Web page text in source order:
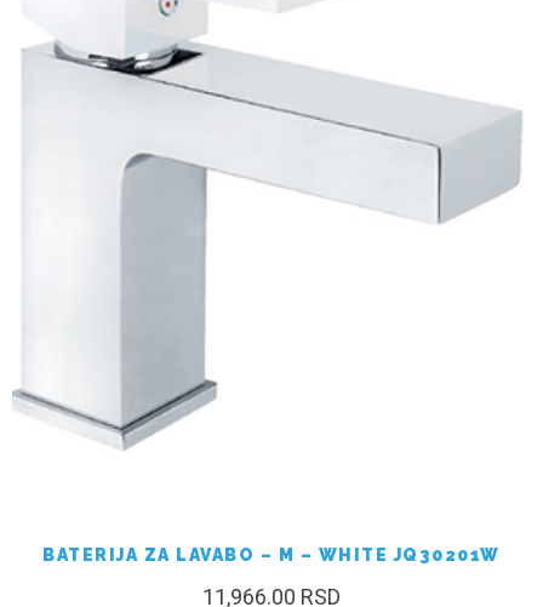
BATERIJA ZA LAVABO – M – WHITE JQ30201W
11,966.00 RSD